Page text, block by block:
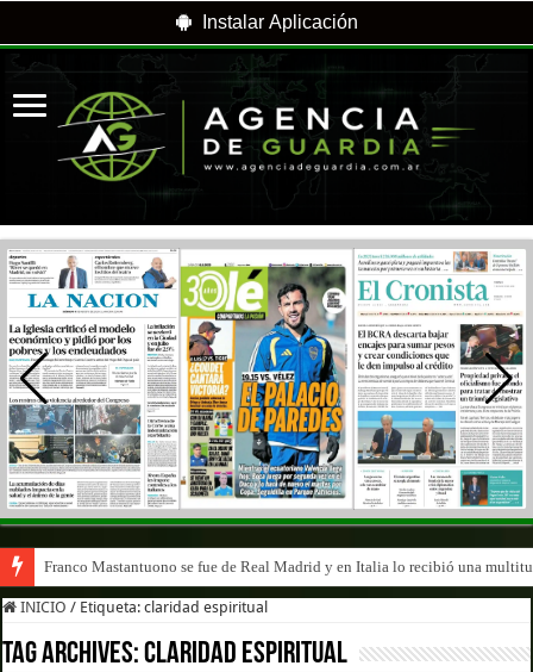
Instalar Aplicación
Franco Mastantuono se fue de Real Madrid y en Italia lo recibió una
INICIO / Etiqueta:claridad espiritual
Tag Archives:claridad espiritual